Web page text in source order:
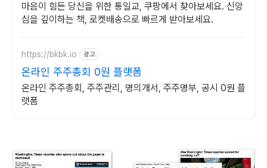
마음이 힘든 당신을 위한 통일교, 쿠팡에서 찾아보세요. 신앙
심을 깊이하는 책, 로켓배송으로 빠르게 받아보세요.
https://bkbk.io 광고
온라인 주주총회 0원 플랫폼
온라인 주주총회, 주주관리, 명의개서, 주주명부, 공시 0원 플
랫폼